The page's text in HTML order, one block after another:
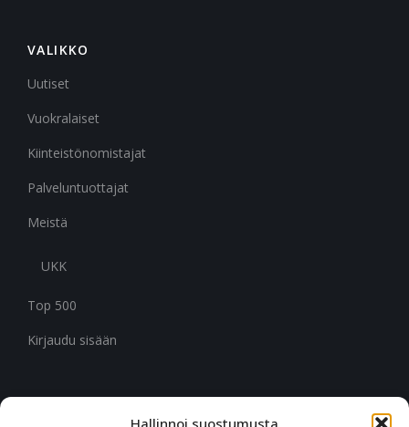
Hallinnoi suostumusta
VALIKKO
Uutiset
Vuokralaiset
Kiinteistönomistajat
Palveluntuottajat
Meistä
UKK
Top 500
Kirjaudu sisään